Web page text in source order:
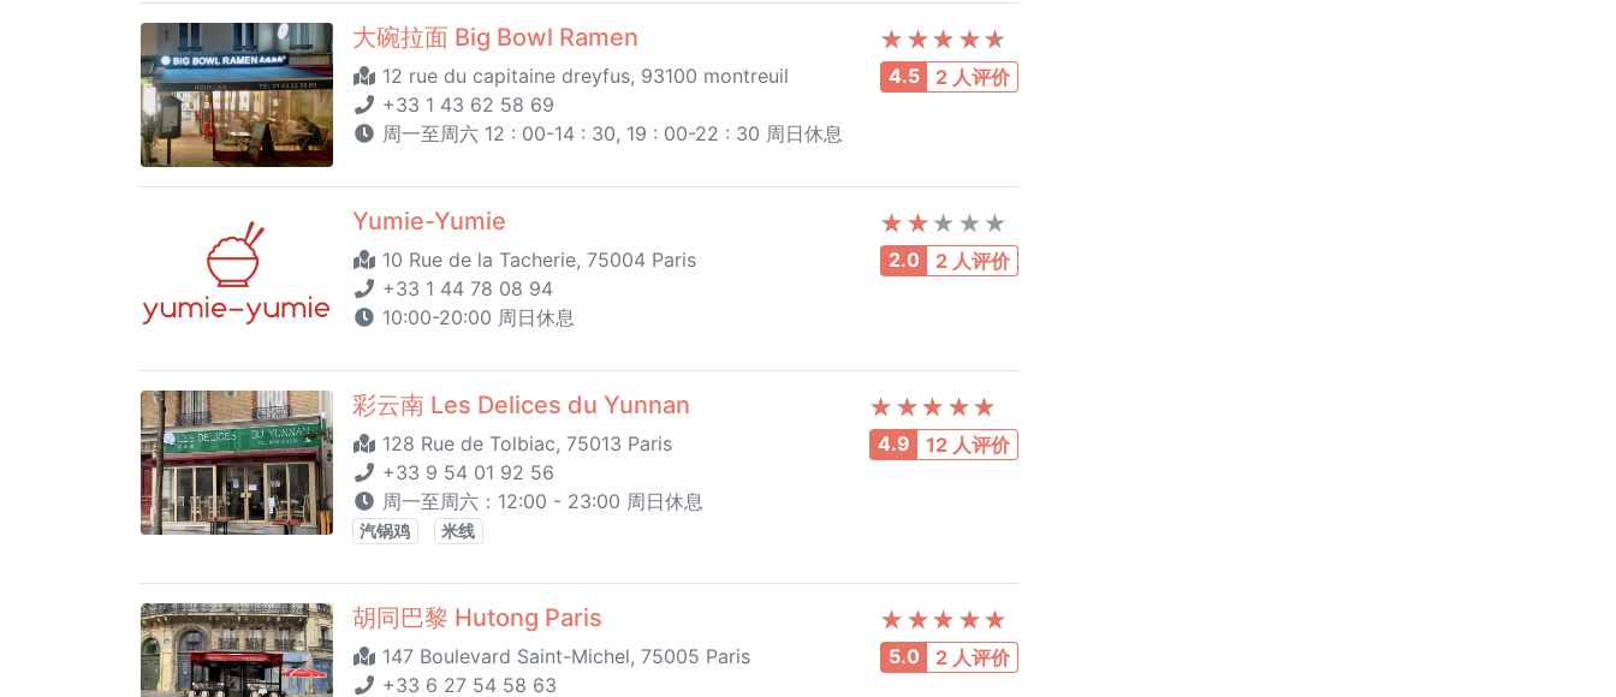
4.5 2 人评价
大碗拉面 Big Bowl Ramen
12 rue du capitaine dreyfus, 93100 montreuil
+33 1 43 62 58 69
周一至周六 12 : 00-14 : 30, 19 : 00-22 : 30 周日休息
2.0 2 人评价
Yumie-Yumie
10 Rue de la Tacherie, 75004 Paris
+33 1 44 78 08 94
10:00-20:00 周日休息
4.9 12 人评价
彩云南 Les Delices du Yunnan
128 Rue de Tolbiac, 75013 Paris
+33 9 54 01 92 56
周一至周六：12:00 - 23:00 周日休息
汽锅鸡 米线
5.0 2 人评价
胡同巴黎 Hutong Paris
147 Boulevard Saint-Michel, 75005 Paris
+33 6 27 54 58 63